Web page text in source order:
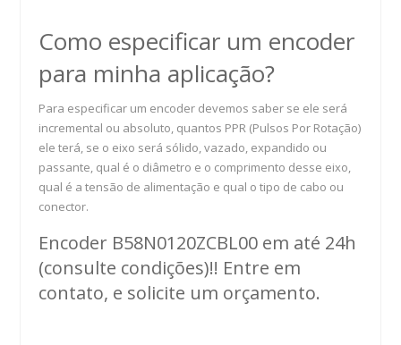
Como especificar um encoder
para minha aplicação?
Para especificar um encoder devemos saber se ele será
incremental ou absoluto, quantos PPR (Pulsos Por Rotação)
ele terá, se o eixo será sólido, vazado, expandido ou
passante, qual é o diâmetro e o comprimento desse eixo,
qual é a tensão de alimentação e qual o tipo de cabo ou
conector.
Encoder B58N0120ZCBL00 em até 24h
(consulte condições)!! Entre em
contato, e solicite um orçamento.